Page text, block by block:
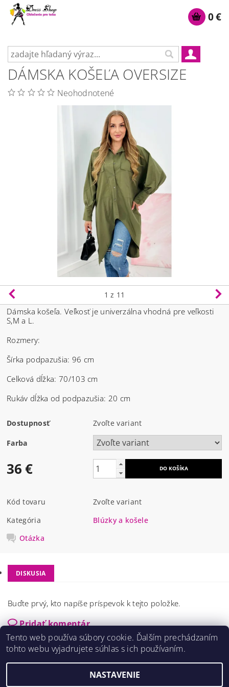
0 €
DÁMSKA KOŠEĽA OVERSIZE
Neohodnotené
1 z 11
Dámska košeľa. Veľkosť je univerzálna vhodná pre veľkosti
S,M a L.
Rozmery:
Šírka podpazušia: 96 cm
Celková dĺžka: 70/103 cm
Rukáv dĺžka od podpazušia: 20 cm
Dostupnosť Zvoľte variant
Farba
36 €
Kód tovaru
Zvoľte variant
Kategória
Blúzky a košele
Otázka
DISKUSIA
Buďte prvý, kto napíše príspevok k tejto položke.
Pridať komentár
Tento web používa súbory cookie. Ďalším prechádzaním
tohto webu vyjadrujete súhlas s ich používaním.
NASTAVENIE